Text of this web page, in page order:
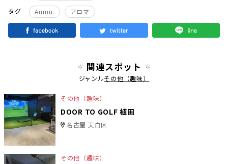
タグ
Aumu. アロマ
関連スポット
ジャンルその他（趣味）
その他（趣味）
DOOR TO GOLF 植田
名古屋 天白区
その他（趣味）